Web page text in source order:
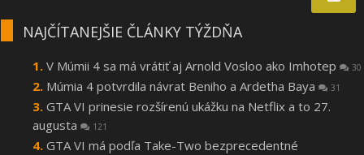
NAJČÍTANEJŠIE ČLÁNKY TÝŽDŇA
V Múmii 4 sa má vrátiť aj Arnold Vosloo ako Imhotep 30
Múmia 4 potvrdila návrat Beniho a Ardetha Baya 31
GTA VI prinesie rozšírenú ukážku na Netflix a to 27.
augusta
121
GTA VI má podľa Take-Two bezprecedentné